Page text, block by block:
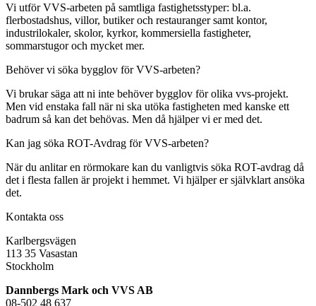
Vi utför VVS-arbeten på samtliga fastighetsstyper: bl.a.
flerbostadshus, villor, butiker och restauranger samt kontor,
industrilokaler, skolor, kyrkor, kommersiella fastigheter,
sommarstugor och mycket mer.
Behöver vi söka bygglov för VVS-arbeten?
Vi brukar säga att ni inte behöver bygglov för olika vvs-projekt.
Men vid enstaka fall när ni ska utöka fastigheten med kanske ett
badrum så kan det behövas. Men då hjälper vi er med det.
Kan jag söka ROT-Avdrag för VVS-arbeten?
När du anlitar en rörmokare kan du vanligtvis söka ROT-avdrag då
det i flesta fallen är projekt i hemmet. Vi hjälper er självklart ansöka
det.
Kontakta oss
Karlbergsvägen
113 35 Vasastan
Stockholm
Dannbergs Mark och VVS AB
08-502 48 637